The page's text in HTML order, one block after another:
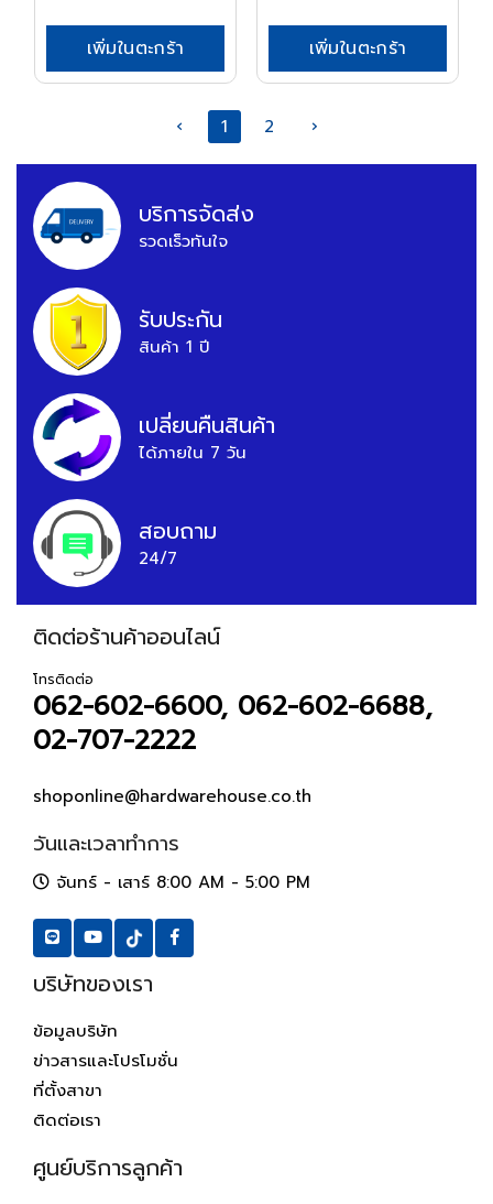
เพิ่มในตะกร้า เพิ่มในตะกร้า
‹ 1 2 ›
บริการจัดส่ง
รวดเร็วทันใจ
รับประกัน
สินค้า 1 ปี
เปลี่ยนคืนสินค้า
ได้ภายใน 7 วัน
สอบถาม
24/7
ติดต่อร้านค้าออนไลน์
โทรติดต่อ
062-602-6600, 062-602-6688,
02-707-2222
shoponline@hardwarehouse.co.th
วันและเวลาทำการ
จันทร์ - เสาร์ 8:00 AM - 5:00 PM
บริษัทของเรา
ข้อมูลบริษัท
ข่าวสารและโปรโมชั่น
ที่ตั้งสาขา
ติดต่อเรา
ศูนย์บริการลูกค้า